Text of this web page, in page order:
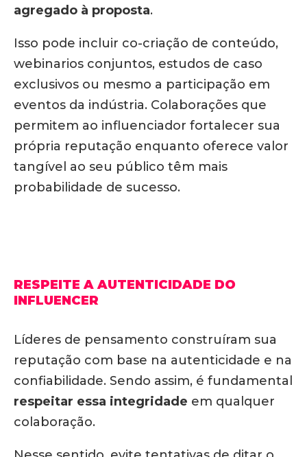
agregado à proposta.
Isso pode incluir co-criação de conteúdo,
webinarios conjuntos, estudos de caso
exclusivos ou mesmo a participação em
eventos da indústria. Colaborações que
permitem ao influenciador fortalecer sua
própria reputação enquanto oferece valor
tangível ao seu público têm mais
probabilidade de sucesso.
RESPEITE A AUTENTICIDADE DO
INFLUENCER
Líderes de pensamento construíram sua
reputação com base na autenticidade e na
confiabilidade. Sendo assim, é fundamental
respeitar essa integridade em qualquer
colaboração.